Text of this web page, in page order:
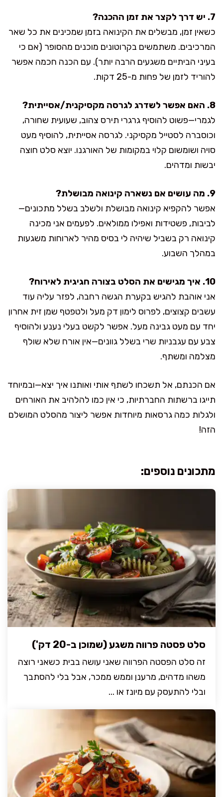
7. יש דרך לקצר את זמן ההכנה?
כשאין זמן, מבשלים את הקינואה בזמן שמכינים את כל שאר
המרכיבים. משתמשים בקרוטונים מוכנים מהסופר (אם כי
בעיני הביתיים משגעים הרבה יותר). עם הכנה חכמה אפשר
להוריד לזמן של פחות מ-25 דקות.
8. האם אפשר לשדרג לגרסה מקסיקנית/אסייתית?
לגמרי—פשוט להוסיף גרגרי תירס צהוב, שעועית שחורה,
וכוסברה לסטייל מקסיקני. לגרסה אסייתית, להוסיף מעט
סויה ושומשום קלוי במקומות של האורגנו. יוצא סלט חוצה
יבשות ומדהים.
9. מה עושים אם נשארה קינואה מבושלת?
אפשר להקפיא קינואה מבושלת ולשלב בשלל מתכונים—
לביבות, פשטידות ואפילו ממולאים. לפעמים אני מכינה
קינואה רק בשביל שיהיה לי בסיס מהיר לארוחות משגעות
במהלך השבוע.
10. איך מגישים את הסלט בצורה חגיגית לאירוח?
אני אוהבת להגיש בקערת הגשה רחבה, לפזר עליה עוד
עשבים קצוצים, לפרוס לימון דק מעל ולטפטף שמן זית אחרון
יחד עם מעט גבינה מעל. אפשר לקשט בעלי נענע ולהוסיף
צבע עם עגבניות שרי בשלל גוונים—אין אורח שלא שולף
מצלמה ומשתף.
אם הכנתם, אל תשכחו לשתף אותי ואותנו איך יצא—ובמיוחד
תייגו ברשתות החברתיות, כי אין כמו להלהיב את האורחים
ולגלות כמה גרסאות מיוחדות אפשר ליצור מהסלט המושלם
הזה!
מתכונים נוספים:
סלט פסטה פרווה משגע (שמוכן ב-20 דק')
זה סלט הפסטה הפרווה שאני עושה בבית כשאני רוצה
משהו מדהים, מרענן וממש ממכר, אבל בלי להסתבך
ובלי להתעסק עם מיונז או ...